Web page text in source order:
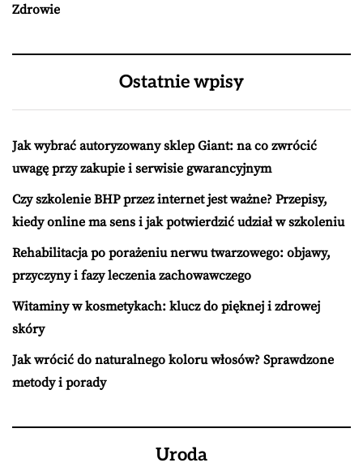
Zdrowie
Ostatnie wpisy
Jak wybrać autoryzowany sklep Giant: na co zwrócić
uwagę przy zakupie i serwisie gwarancyjnym
Czy szkolenie BHP przez internet jest ważne? Przepisy,
kiedy online ma sens i jak potwierdzić udział w szkoleniu
Rehabilitacja po porażeniu nerwu twarzowego: objawy,
przyczyny i fazy leczenia zachowawczego
Witaminy w kosmetykach: klucz do pięknej i zdrowej
skóry
Jak wrócić do naturalnego koloru włosów? Sprawdzone
metody i porady
Uroda